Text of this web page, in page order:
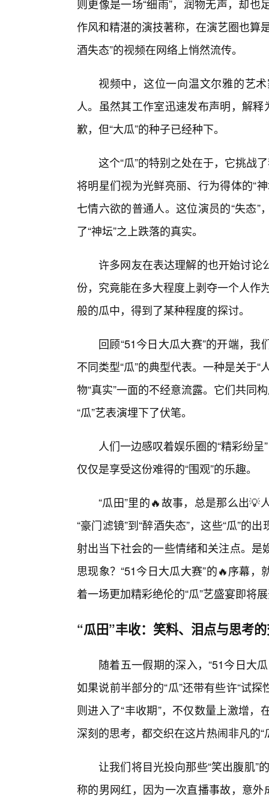
则更像是一场“细雨”，润物无声，却
作风和精湛的演技著称，在演艺圈也算
酒失态”的视频在网络上悄然流传。
视频中，这位一向温文尔雅的艺
人。虽然其工作室迅速发布声明，解
歉，但“大瓜”的种子已经种下。
这个“瓜”的特别之处在于，它挑战
将明星们视为光鲜亮丽、行为得体的“
七情六欲的普通人。这位演员的“失态
了“神坛”之上跌落的真实。
许多网友在表达理解的也开始讨论
份，究竟能在多大程度上剥夺一个人作
般的瓜中，得到了某种程度的探讨。
回顾“51今日大瓜大赛”的开端，
不同类型“瓜”的典型代表。一种是关于
物“真实”一面的不经意流露。它们共同
“瓜”艺表演埋下了伏笔。
人们一边感叹着娱乐圈的“精彩纷
仅仅是享受这份难得的“围观”的乐趣。
“瓜田”里的🔥故事，总是那么出
“豪门滤镜”到“醉酒失态”，这些“瓜”的
射出当下社会的一些情绪和关注点。
思现象？“51今日大瓜大赛”的🔥序幕
着一场更加精彩绝伦的“瓜”艺盛宴即将
“瓜田”丰收：笑料、泪点与思考
随着五一假期的深入，“51今日大
如果说前半部分的“瓜”还带有些许“试
则进入了“丰收期”，不仅数量上激增
深刻的思考，都交织在这片热闹非凡的“
让我们将目光投向那些“笑出腹肌”
称的男网红，因为一次直播事故，意